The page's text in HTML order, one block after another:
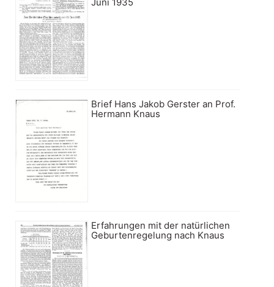
Brief Hans Jakob Gerster an Prof.
Hermann Knaus
Erfahrungen mit der natürlichen
Geburtenregelung nach Knaus